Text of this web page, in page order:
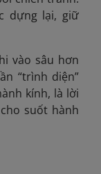
dựng lại, giữ
vào sâu hơn
“trình diện”
kính, là lời
suốt hành